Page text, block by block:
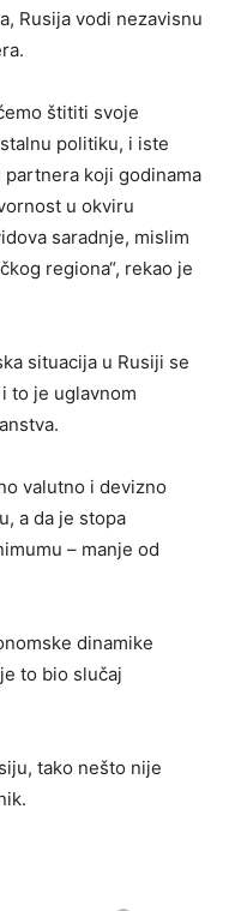
Rusija vodi nezavisnu
štititi svoje
politiku, i iste
koji godinama
u okviru
saradnje, mislim
regiona“, rekao je
situacija u Rusiji se
to je uglavnom
valutno i devizno
a da je stopa
– manje od
dinamike
to bio slučaj
tako nešto nije